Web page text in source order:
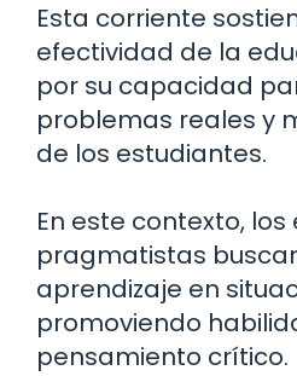
Esta corriente
efectividad de la
por su capacidad
problemas reales y
de los estudiantes.
En este contexto,
pragmatistas
aprendizaje en
promoviendo
pensamiento crítico.